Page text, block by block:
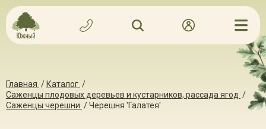
Главная / Каталог /
Саженцы плодовых деревьев и кустарников, рассада ягод /
Саженцы черешни /Черешня 'Галатея'